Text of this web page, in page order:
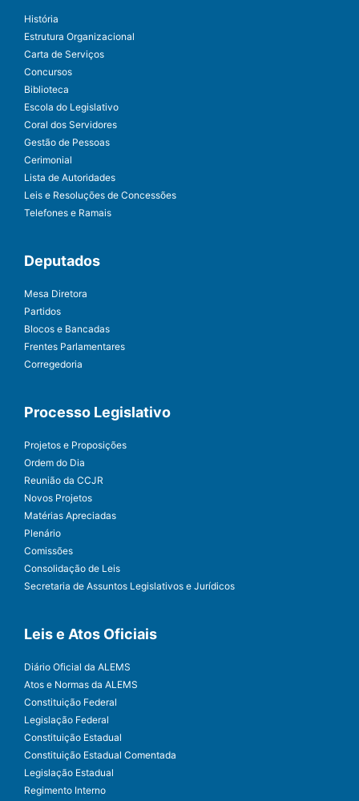
História
Estrutura Organizacional
Carta de Serviços
Concursos
Biblioteca
Escola do Legislativo
Coral dos Servidores
Gestão de Pessoas
Cerimonial
Lista de Autoridades
Leis e Resoluções de Concessões
Telefones e Ramais
Deputados
Mesa Diretora
Partidos
Blocos e Bancadas
Frentes Parlamentares
Corregedoria
Processo Legislativo
Projetos e Proposições
Ordem do Dia
Reunião da CCJR
Novos Projetos
Matérias Apreciadas
Plenário
Comissões
Consolidação de Leis
Secretaria de Assuntos Legislativos e Jurídicos
Leis e Atos Oficiais
Diário Oficial da ALEMS
Atos e Normas da ALEMS
Constituição Federal
Legislação Federal
Constituição Estadual
Constituição Estadual Comentada
Legislação Estadual
Regimento Interno